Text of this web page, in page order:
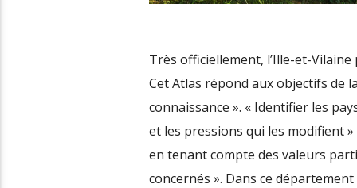
Très officiellement, l’Ille-et-
Cet Atlas répond aux objectifs de
connaissance ». « Identifier les
et les pressions qui les modifient
en tenant compte des valeurs
concernés ». Dans ce